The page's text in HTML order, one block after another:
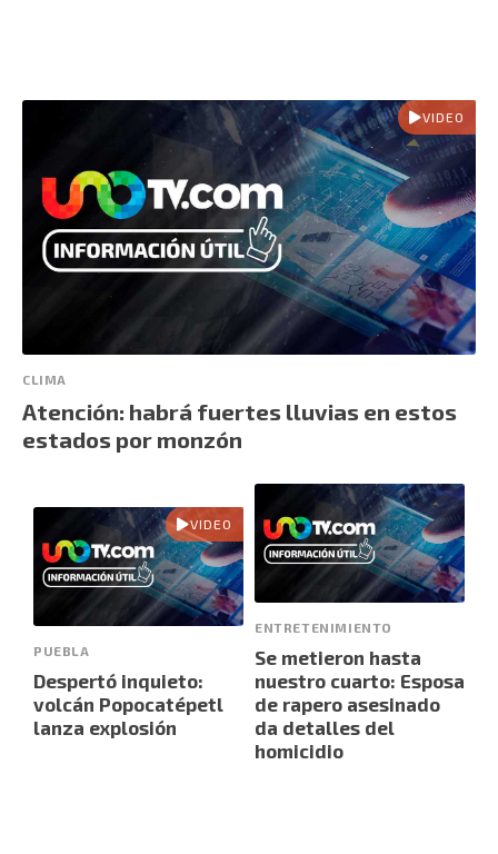
VIDEO
CLIMA
Atención: habrá fuertes lluvias en estos
estados por monzón
VIDEO
PUEBLA
Despertó inquieto:
volcán Popocatépetl
lanza explosión
ENTRETENIMIENTO
Se metieron hasta
nuestro cuarto: Esposa
de rapero asesinado
da detalles del
homicidio